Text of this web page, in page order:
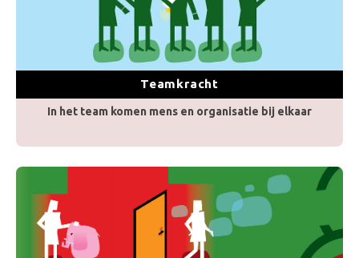
Teamkracht
In het team komen mens en organisatie bij elkaar